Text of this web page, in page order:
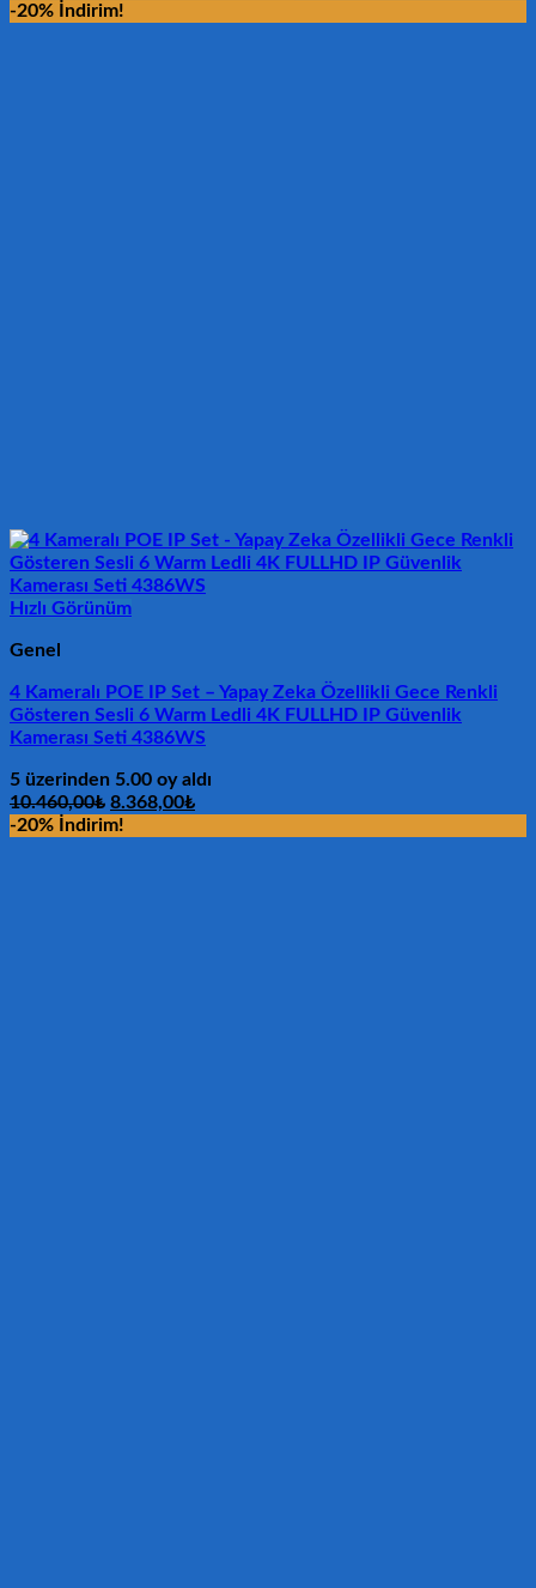
-20% İndirim!
Hızlı Görünüm
Genel
4 Kameralı POE IP Set – Yapay Zeka Özellikli Gece Renkli
Gösteren Sesli 6 Warm Ledli 4K FULLHD IP Güvenlik
Kamerası Seti 4386WS
5 üzerinden 5.00 oy aldı
10.460,00₺ Orijinal
fiyat:
8.368,00₺Şu
-20% İndirim!